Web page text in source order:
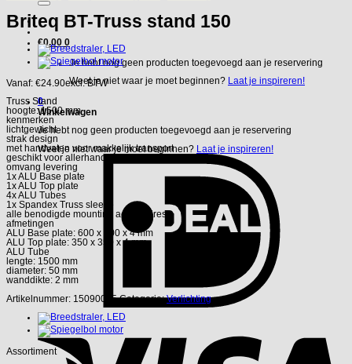
€0.00 0
Je hebt nog geen producten toegevoegd aan je reservering
Weet je niet waar je moet beginnen?
Laat je inspireren!
0
Winkelwagen
Je hebt nog geen producten toegevoegd aan je reservering
Weet je niet waar je moet beginnen?
Laat je inspireren!
Briteq BT-Truss stand 150
Vanaf: €24.90excl. BTW
Truss Stand
hoogte: 1500 mm
kenmerken
lichtgewicht
strak design
met handvaten voor makkelijk transport
geschikt voor allerhande (bewegend) licht
omvang levering
1x ALU Base plate
1x ALU Top plate
4x ALU Tubes
1x Spandex Truss sleeve
alle benodigde mounting accessoires
afmetingen
ALU Base plate: 600 x 600 x 4 mm
ALU Top plate: 350 x 350 x 4 mm
ALU Tube
lengte: 1500 mm
diameter: 50 mm
wanddikte: 2 mm
Artikelnummer: 15090025 Categorie:Verlichting
Assortiment